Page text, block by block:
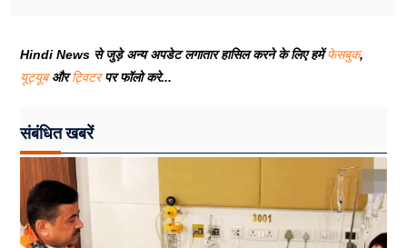
Hindi News से जुड़े अन्य अपडेट लगातार हासिल करने के लिए हमेंफेसबुक,
यूट्यूबऔरट्विटरपर फॉलो करे...
संबंधित खबरें